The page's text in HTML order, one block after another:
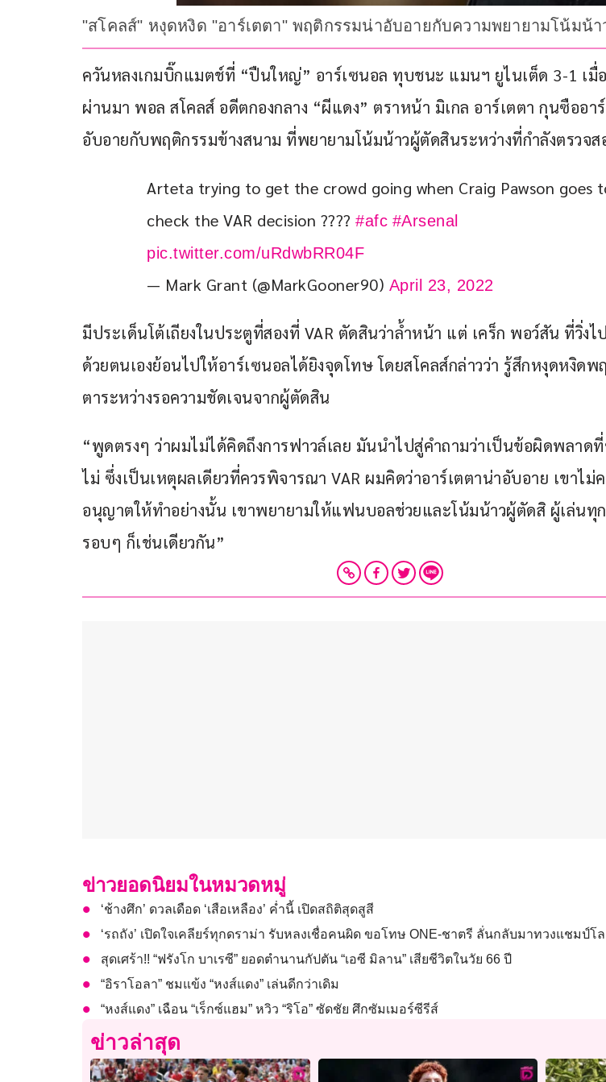
"สโคลส์" หงุดหงิด "อาร์เตตา" พฤติกรรมน่าอับอายกับความพยายามโน้มน้
ควันหลงเกมบิ๊กแมตช์ที่ “ปืนใหญ่” อาร์เซนอล ทุบชนะ แมนฯ ยูไนเต็ด 3-1 เมื่
ผ่านมา พอล สโคลส์ อดีตกองกลาง “ผีแดง” ตราหน้า มิเกล อาร์เตตา กุนซืออา
อับอายกับพฤติกรรมข้างสนาม ที่พยายามโน้มน้าวผู้ตัดสินระหว่างที่กำลังตรวจส
Arteta trying to get the crowd going when Craig Pawson goes
check the VAR decision ???? #afc #Arsenal
pic.twitter.com/uRdwbRR04F
— Mark Grant (@MarkGooner90) April 23, 2022
มีประเด็นโต้เถียงในประตูที่สองที่ VAR ตัดสินว่าล้ำหน้า แต่ เคร็ก พอว์สัน ที่วิ่งไ
ด้วยตนเองย้อนไปให้อาร์เซนอลได้ยิงจุดโทษ โดยสโคลส์กล่าวว่า รู้สึกหงุดหงิดพ
ตาระหว่างรอความชัดเจนจากผู้ตัดสิน
“พูดตรงๆ ว่าผมไม่ได้คิดถึงการฟาวล์เลย มันนำไปสู่คำถามว่าเป็นข้อผิดพลาด
ไม่ ซึ่งเป็นเหตุผลเดียวที่ควรพิจารณา VAR ผมคิดว่าอาร์เตตาน่าอับอาย เขาไม่
อนุญาตให้ทำอย่างนั้น เขาพยายามให้แฟนบอลช่วยและโน้มน้าวผู้ตัดสิ ผู้เล่นทุ
รอบๆ ก็เช่นเดียวกัน”
ข่าวยอดนิยมในหมวดหมู่
‘ช้างศึก’ ดวลเดือด ‘เสือเหลือง’ ค่ำนี้ เปิดสถิติสุดสูสี
‘รถถัง’ เปิดใจเคลียร์ทุกดราม่า รับหลงเชื่อคนผิด ขอโทษ ONE-ชาตรี ลั่นกลับมาทวงแชมป์โ
สุดเศร้า!! “ฟรังโก บาเรซี” ยอดตำนานกัปตัน “เอซี มิลาน” เสียชีวิตในวัย 66 ปี
“อิราโอลา” ชมแข้ง “หงส์แดง” เล่นดีกว่าเดิม
“หงส์แดง” เฉือน “เร็กซ์แฮม” หวิว “ริโอ” ซัดชัย ศึกซัมเมอร์ซีรีส์
ข่าวล่าสุด